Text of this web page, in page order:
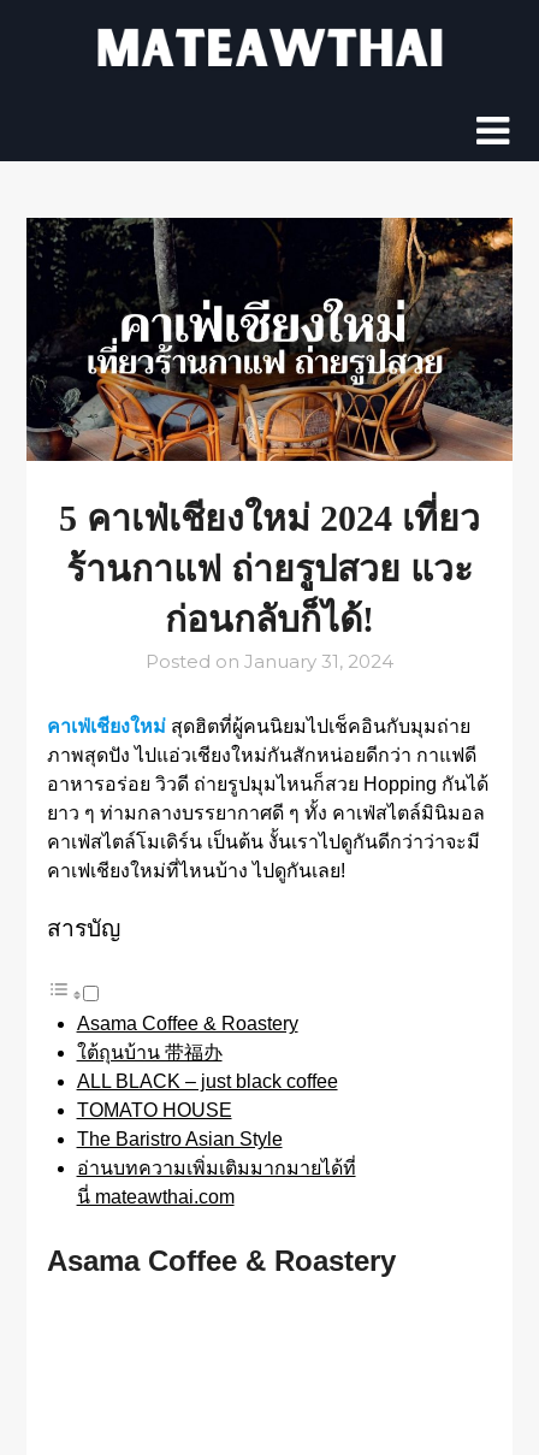
5 คาเฟ่เชียงใหม่ 2024 เที่ยว
ร้านกาแฟ ถ่ายรูปสวย แวะ
ก่อนกลับก็ได้!
Posted on January 31, 2024
คาเฟ่เชียงใหม่ สุดฮิตที่ผู้คนนิยมไปเช็คอินกับมุมถ่าย
ภาพสุดปัง ไปแอ่วเชียงใหม่กันสักหน่อยดีกว่า กาแฟดี
อาหารอร่อย วิวดี ถ่ายรูปมุมไหนก็สวย Hopping กันได้
ยาว ๆ ท่ามกลางบรรยากาศดี ๆ ทั้ง คาเฟ่สไตล์มินิมอล
คาเฟ่สไตล์โมเดิร์น เป็นต้น งั้นเราไปดูกันดีกว่าว่าจะมี
คาเฟเชียงใหม่ที่ไหนบ้าง ไปดูกันเลย!
สารบัญ
Asama Coffee & Roastery
ใต้ถุนบ้าน 带福办
ALL BLACK – just black coffee
TOMATO HOUSE
The Baristro Asian Style
อ่านบทความเพิ่มเติมมากมายได้ที่
นี่ mateawthai.com
Asama Coffee & Roastery